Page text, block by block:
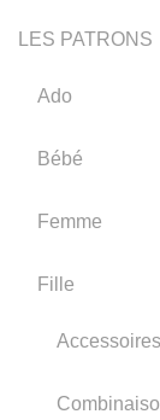
LES PATRONS
Ado
Bébé
Femme
Fille
Accessoires